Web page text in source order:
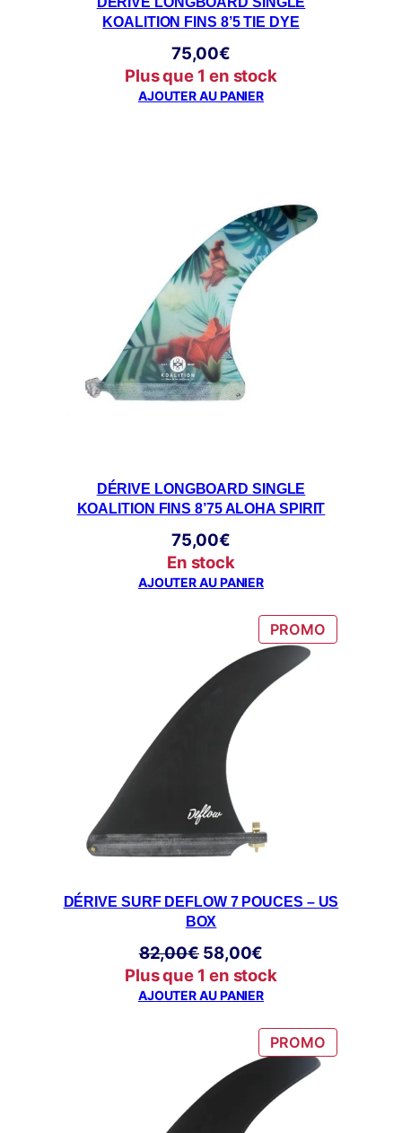
KOALITION FINS 8’5 TIE DYE
75,00€
Plus que 1 en stock
AJOUTER AU PANIER
DÉRIVE LONGBOARD SINGLE
KOALITION FINS 8’75 ALOHA SPIRIT
75,00€
En stock
AJOUTER AU PANIER
PROMOPRODUIT
EN
DÉRIVE SURF DEFLOW 7 POUCES – US
BOX
82,00€ Le
prix
initial
58,00€
prix
actuel
58,00€.
Plus que 1 en stock
AJOUTER AU PANIER
PROMOPRODUIT
EN